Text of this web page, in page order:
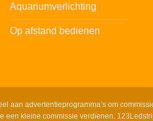
Aquariumverlichting
Op afstand bedienen
aan advertentieprogramma’s om
een kleine commissie verdienen.